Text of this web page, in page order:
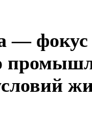
— фокус